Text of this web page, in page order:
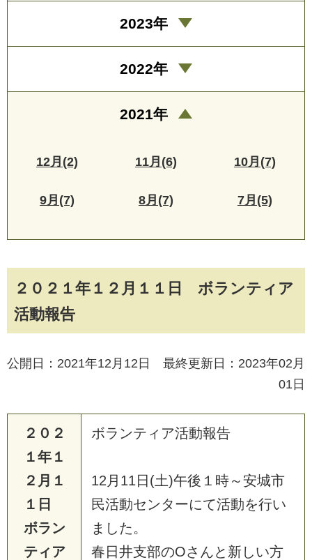
２０２１年１２月１１日 ボランティア
活動報告
公開日：2021年12月12日 最終更新日：2023年02月
01日
２０２
１年１
２月１
１日
ボラン
ティア
ボランティア活動報告
12月11日(土)午後１時～安城市
民活動センターにて活動を行い
ました。
春日井支部のOさんと新しい方
2023年
2022年
2021年
12月(2) 11月(6) 10月(7)
9月(7) 8月(7) 7月(5)